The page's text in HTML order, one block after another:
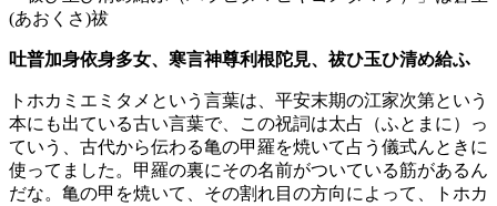
(あおくさ)祓
吐普加身依身多女、寒言神尊利根陀見、祓ひ玉ひ清め給ふ
トホカミエミタメという言葉は、平安末期の江家次第という
本にも出ている古い言葉で、この祝詞は太占（ふとまに）っ
ていう、古代から伝わる亀の甲羅を焼いて占う儀式んときに
使ってました。甲羅の裏にその名前がついている筋があるん
だな。亀の甲を焼いて、その割れ目の方向によって、トホカ